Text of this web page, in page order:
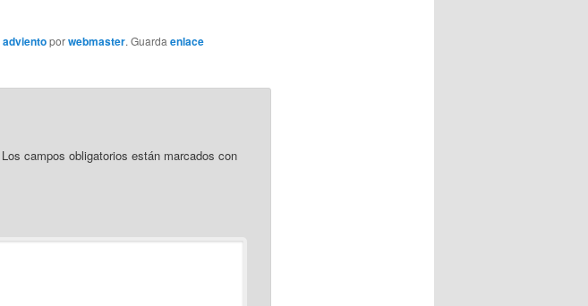
advientoporwebmaster. Guarda enlace
Los campos obligatorios están marcados con